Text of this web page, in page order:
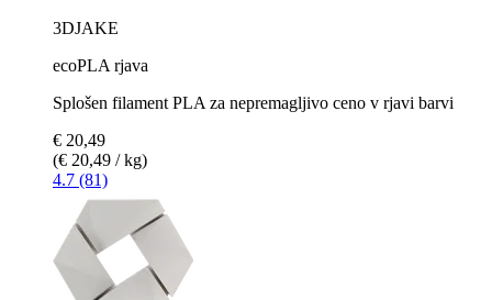
3DJAKE
ecoPLA rjava
Splošen filament PLA za nepremagljivo ceno v rjavi barvi
€ 20,49
(€ 20,49 / kg)
4.7 (81)